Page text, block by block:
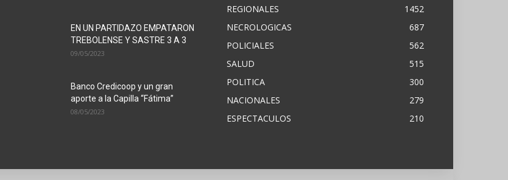
EN UN PARTIDAZO EMPATARON
TREBOLENSE Y SASTRE 3 A 3
09/05/2023
Banco Credicoop y un gran
aporte a la Capilla “Fátima”
08/05/2023
REGIONALES
1452
NECROLOGICAS
687
POLICIALES
562
SALUD
515
POLITICA
300
NACIONALES
279
ESPECTACULOS
210